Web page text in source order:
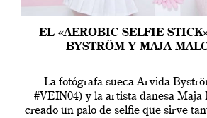
EL «AEROBIC SELFIE
BYSTRÖM Y MAJA
La fotógrafa sueca Arvida
#VEIN04) y la artista danesa Maja
creado un palo de selfie que sirve